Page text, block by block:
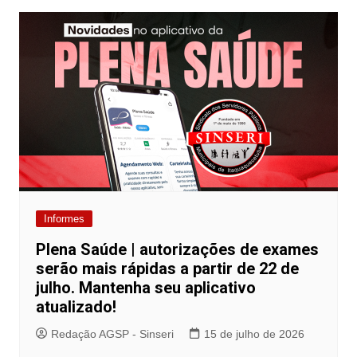
Post
Informes
Plena Saúde | autorizações de exames
serão mais rápidas a partir de 22 de
julho. Mantenha seu aplicativo
atualizado!
Redação AGSP - Sinseri 15 de julho de 2026